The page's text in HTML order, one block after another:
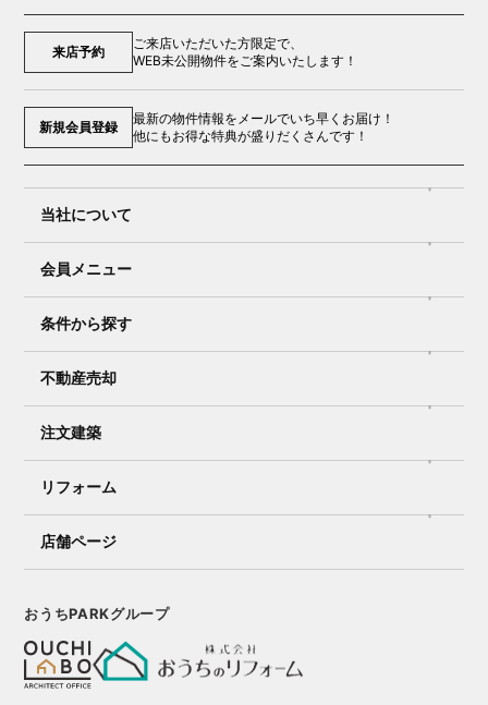
来店予約
ご来店いただいた方限定で、
WEB未公開物件をご案内いたします！
新規会員登録
最新の物件情報をメールでいち早くお届け！
他にもお得な特典が盛りだくさんです！
当社について
会員メニュー
条件から探す
不動産売却
注文建築
リフォーム
店舗ページ
おうちPARKグループ